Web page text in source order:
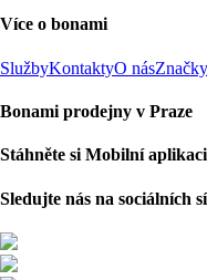
Více o bonami
SlužbyKontaktyO násZnačky
Bonami prodejny v Praze
Stáhněte si Mobilní aplikaci
Sledujte nás na sociálních